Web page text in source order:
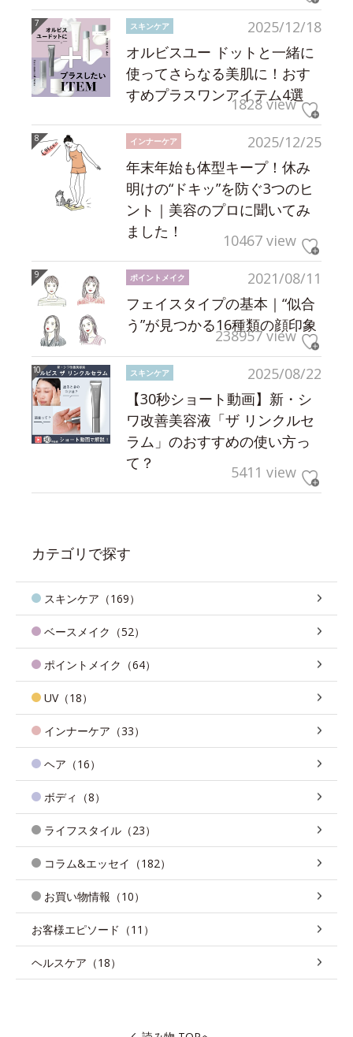
2025/12/18
スキンケア
オルビスユー ドットと一緒に
使ってさらなる美肌に！おす
すめプラスワンアイテム4選
1828 view
2025/12/25
インナーケア
年末年始も体型キープ！休み
明けの“ドキッ”を防ぐ3つのヒ
ント｜美容のプロに聞いてみ
ました！
10467 view
2021/08/11
ポイントメイク
フェイスタイプの基本｜“似合
う”が見つかる16種類の顔印象
238957 view
2025/08/22
スキンケア
【30秒ショート動画】新・シ
ワ改善美容液「ザ リンクルセ
ラム」のおすすめの使い方っ
て？
5411 view
カテゴリで探す
スキンケア（169）
ベースメイク（52）
ポイントメイク（64）
UV（18）
インナーケア（33）
ヘア（16）
ボディ（8）
ライフスタイル（23）
コラム&エッセイ（182）
お買い物情報（10）
お客様エピソード（11）
ヘルスケア（18）